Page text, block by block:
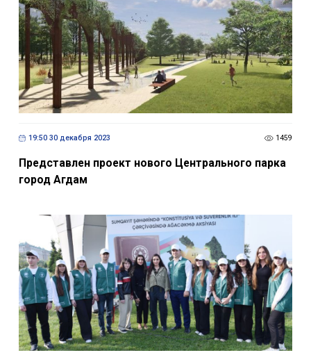
19:50 30 декабря 2023 1459
Представлен проект нового Центрального парка
город Агдам